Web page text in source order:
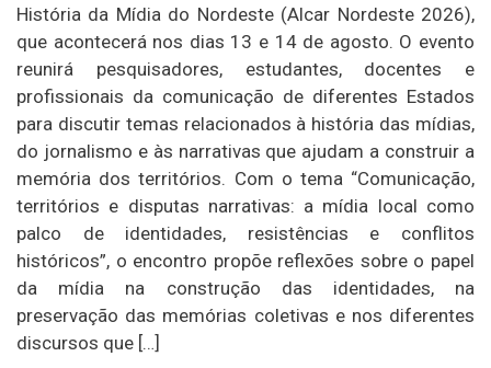
História da Mídia do Nordeste (Alcar Nordeste 2026),
que acontecerá nos dias 13 e 14 de agosto. O evento
reunirá pesquisadores, estudantes, docentes e
profissionais da comunicação de diferentes Estados
para discutir temas relacionados à história das mídias,
do jornalismo e às narrativas que ajudam a construir a
memória dos territórios. Com o tema “Comunicação,
territórios e disputas narrativas: a mídia local como
palco de identidades, resistências e conflitos
históricos”, o encontro propõe reflexões sobre o papel
da mídia na construção das identidades, na
preservação das memórias coletivas e nos diferentes
discursos que […]